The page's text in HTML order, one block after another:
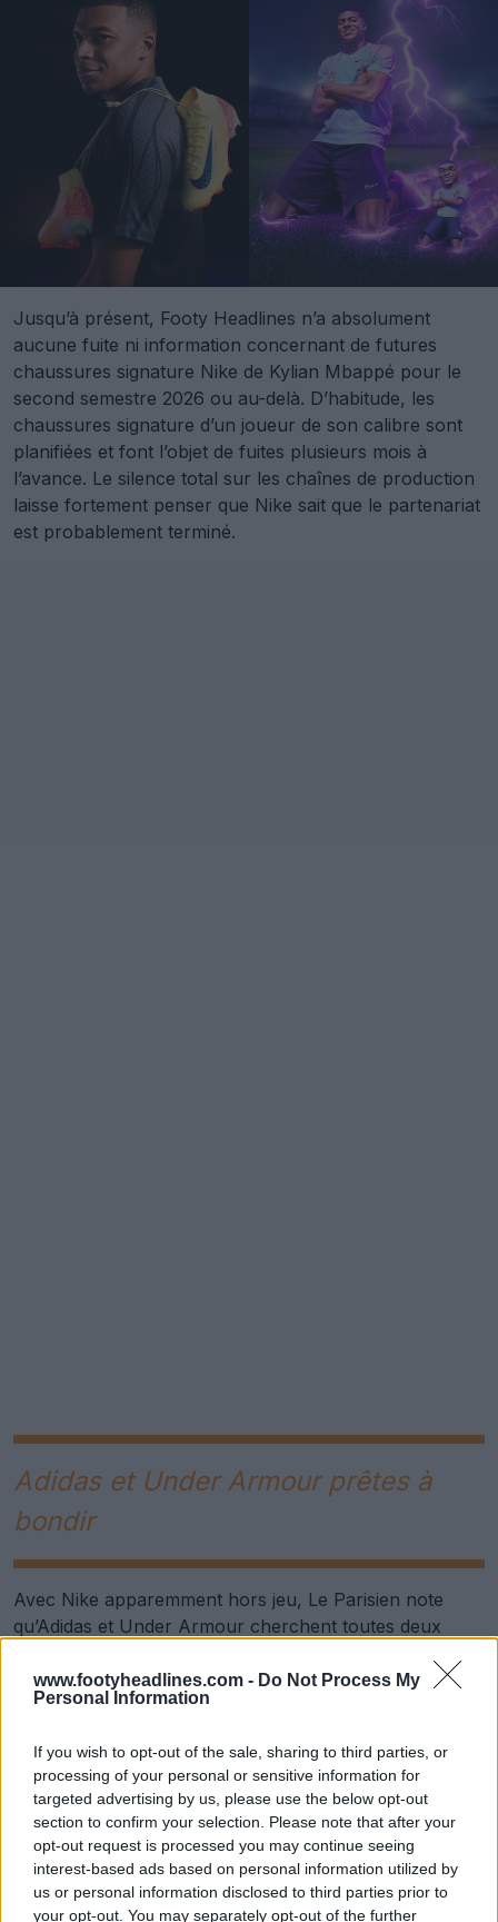
www.footyheadlines.com - Do Not Process My
Personal Information
If you wish to opt-out of the sale, sharing to third parties, or
processing of your personal or sensitive information for
targeted advertising by us, please use the below opt-out
section to confirm your selection. Please note that after your
opt-out request is processed you may continue seeing
interest-based ads based on personal information utilized by
us or personal information disclosed to third parties prior to
your opt-out. You may separately opt-out of the further
Jusqu’à présent, Footy Headlines n’a absolument
aucune fuite ni information concernant de futures
chaussures signature Nike de Kylian Mbappé pour le
second semestre 2026 ou au-delà. D’habitude, les
chaussures signature d’un joueur de son calibre sont
planifiées et font l’objet de fuites plusieurs mois à
l’avance. Le silence total sur les chaînes de production
laisse fortement penser que Nike sait que le partenariat
est probablement terminé.
Adidas et Under Armour prêtes à
bondir
Avec Nike apparemment hors jeu, Le Parisien note
qu’Adidas et Under Armour cherchent toutes deux
français. Les deux entreprises sont fin prêtes à saisir
l’occasion de signer l’un des athlètes les plus attractifs
commercial.